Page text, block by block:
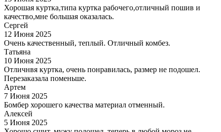
Хорошая куртка,типа куртка рабочего,отличный пошив и
качество,мне большая оказалась.
Сергей
12 Июня 2025
Очень качественный, теплый. Отличный комбез.
Татьяна
10 Июня 2025
Отличнвя куртка, очень понравилась, размер не подошел.
Перезаказала поменьше.
Артем
7 Июня 2025
Бомбер хорошего качества материал отменный.
Алексей
5 Июня 2025